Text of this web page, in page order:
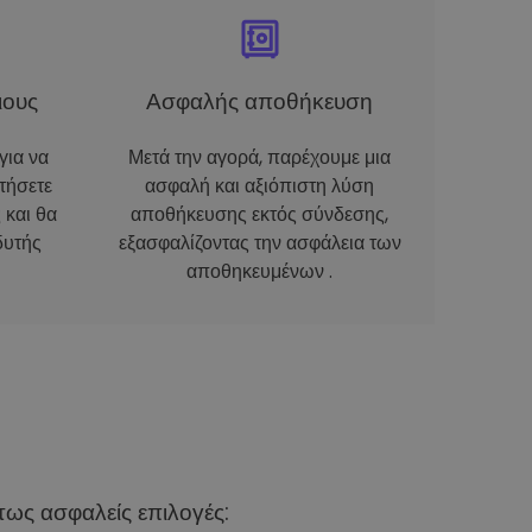
να
θα
Ασφαλής αποθήκευση
Μετά την αγορά, παρέχουμε μια
ασφαλή και αξιόπιστη λύση
αποθήκευσης εκτός σύνδεσης,
εξασφαλίζοντας την ασφάλεια των
αποθηκευμένων .
ασφαλείς επιλογές: